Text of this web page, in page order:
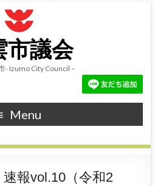
市議会
- Izumo City Council –
Menu
報vol.10（令和2